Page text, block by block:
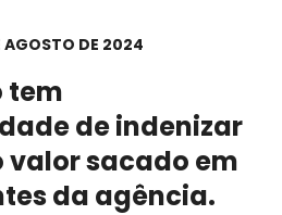
AGOSTO DE 2024
tem
de indenizar
valor sacado em
da agência.